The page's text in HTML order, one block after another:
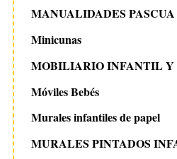
MANUALIDADES PASCUA
Minicunas
MOBILIARIO INFANTIL
Móviles Bebés
Murales infantiles de papel
MURALES PINTADOS